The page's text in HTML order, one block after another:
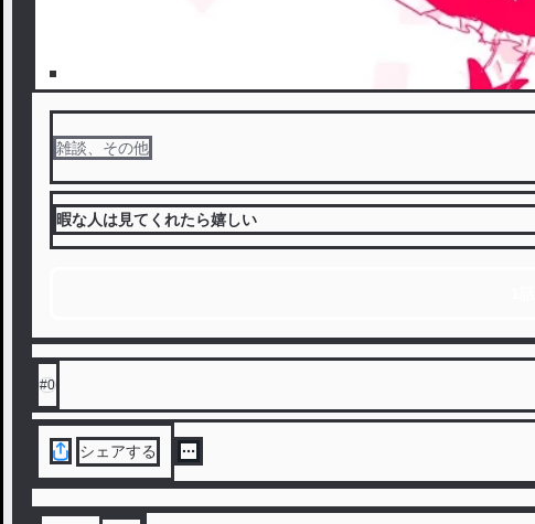
雑談、その他
暇な人は見てくれたら嬉しい
#0
シェアする